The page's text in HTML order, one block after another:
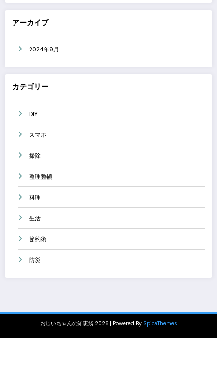
アーカイブ
2024年9月
カテゴリー
DIY
スマホ
掃除
整理整頓
料理
生活
節約術
防災
おじいちゃんの知恵袋 2026 | Powered By SpiceThemes